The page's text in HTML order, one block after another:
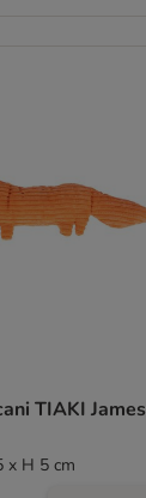
TIAKI James
x H 5 cm